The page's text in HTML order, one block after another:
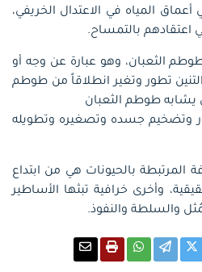
المياه في الاعتدال الخريفي،
اعتقادهم بالتمساح.
طوطم الثعبان، وهو عبارة عن وجه أو
تطور وتغير انطلاقاً من طوطم
يشابه طوطم الثعبان
وتضخيم جسده وتصغيره وتطويله
المرتبطة بالحيونات هي من ابتداع
وأخرى خرافية تبثها الأساطير
والسلطة والنفوذ.